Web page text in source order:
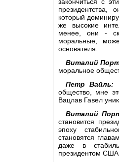
президентства,
который
же высокие
менее, они -
моральные,
основателя.
Виталий
моральное
Петр Вайль:
общество, мне
Вацлав Гавел
Виталий
становится
эпоху
становятся
даже в
президентом